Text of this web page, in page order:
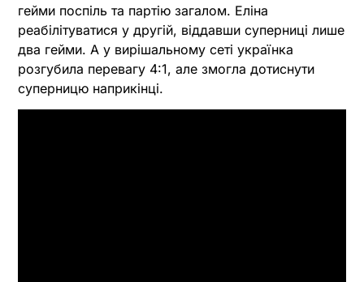
гейми поспіль та партію загалом. Еліна
реабілітуватися у другій, віддавши суперниці лише
два гейми. А у вирішальному сеті українка
розгубила перевагу 4:1, але змогла дотиснути
суперницю наприкінці.